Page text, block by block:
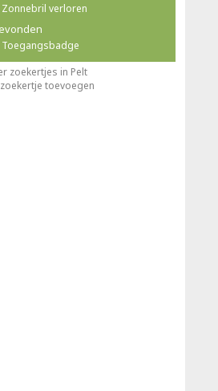
Zonnebril verloren
Toegangsbadge
zoekertjes in Pelt
toevoegen